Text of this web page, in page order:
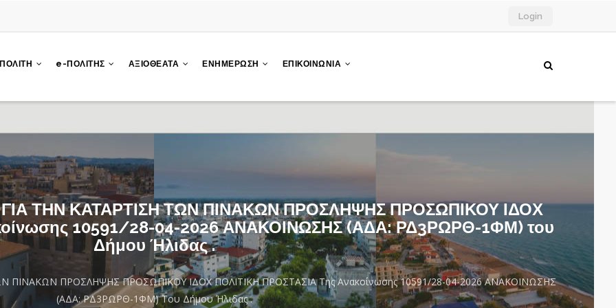
Login
e-ΠΟΛΙΤΗΣ ΑΞΙΟΘΕΑΤΑ ΕΝΗΜΕΡΩΣΗ ΕΠΙΚΟΙΝΩΝΙΑ
ΤΗΝ ΚΑΤΑΡΤΙΣΗ ΤΩΝ ΠΙΝΑΚΩΝ ΠΡΟΣΛΗΨΗΣ ΠΡΟΣΩΠΙΚΟΥ ΙΔΟΧ
10591/28-04-2026 ΑΝΑΚΟΙΝΩΣΗΣ (ΑΔΑ: ΡΔ3ΡΩΡΘ-1ΦΜ) του
Δήμου Ήλιδας .
ΠΙΝΑΚΩΝ ΠΡΟΣΛΗΨΗΣ ΠΡΟΣΩΠΙΚΟΥ ΙΔΟΧ ΠΟΛΙΤΙΚΗ ΠΡΟΣΤΑΣΙΑ Της Ανακοίνωσης 10591/28-04-2026 ΑΝΑΚΟΙΝΩΣΗΣ
(ΑΔΑ: ΡΔ3ΡΩΡΘ-1ΦΜ) Του Δήμου Ήλιδας .